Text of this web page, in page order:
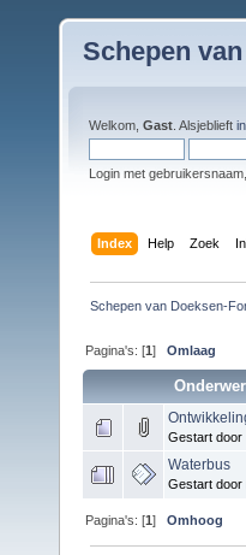
Schepen
Welkom, Gast . Alsjeblieft
Login met
Index Help Zoek
Schepen van Doeksen-
Pagina's: [1]Omlaag
Gestart door
Waterbus
Gestart door
Pagina's: [1]Omhoog